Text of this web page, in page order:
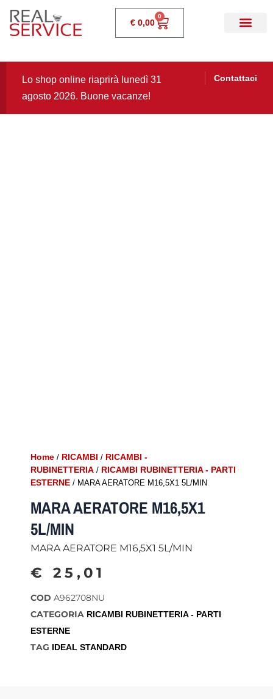
€ 0,00
0
Contattaci
Lo shop online riaprirà lunedì 31
agosto 2026. Buone vacanze!
Home / RICAMBI / RICAMBI -
RUBINETTERIA / RICAMBI RUBINETTERIA - PARTI
ESTERNE / MARA AERATORE M16,5X1 5L/MIN
MARA AERATORE M16,5X1
5L/MIN
MARA AERATORE M16,5X1 5L/MIN
€ 25,01
COD A962708NU
CATEGORIA RICAMBI RUBINETTERIA - PARTI
ESTERNE
TAG IDEAL STANDARD